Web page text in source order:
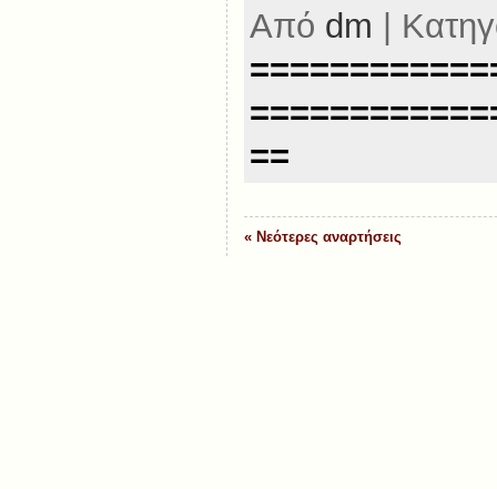
Από dm |
==
« Νεότερες αναρτήσεις